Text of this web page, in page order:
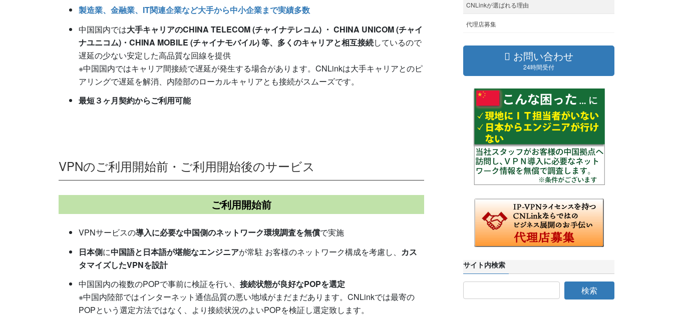
製造業、金融業、IT関連企業など大手から中小企業まで実績多数
中国国内では大手キャリアのCHINA TELECOM (チャイナテレコム) ・ CHINA UNICOM (チャイ
ナユニコム)・CHINA MOBILE (チャイナモバイル) 等、多くのキャリアと相互接続しているので
遅延の少ない安定した高品質な回線を提供
※中国国内ではキャリア間接続で遅延が発生する場合があります。CNLinkは大手キャリアとのピ
アリングで遅延を解消、内陸部のローカルキャリアとも接続がスムーズです。
最短３ヶ月契約からご利用可能
VPNのご利用開始前・ご利用開始後のサービス
ご利用開始前
VPNサービスの導入に必要な中国側のネットワーク環境調査を無償で実施
日本側に中国語と日本語が堪能なエンジニアが常駐 お客様のネットワーク構成を考慮し、 カス
タマイズしたVPNを設計
中国国内の複数のPOPで事前に検証を行い、 接続状態が良好なPOPを選定
※中国内陸部ではインターネット通信品質の悪い地域がまだまだあります。CNLinkでは最寄の
POPという選定方法ではなく、より接続状況のよいPOPを検証し選定致します。
CNLinkが選ばれる理由
代理店募集
お問い合わせ
24時間受付
サイト内検索